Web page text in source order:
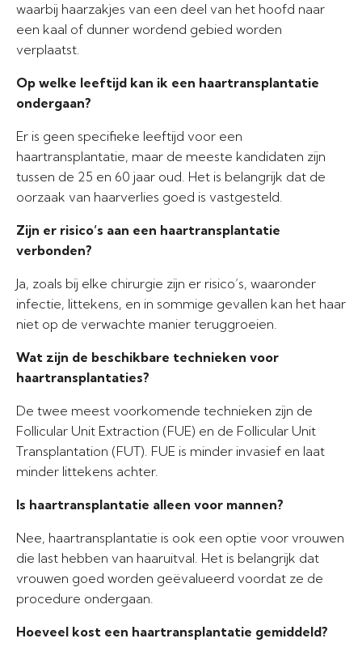
waarbij haarzakjes van een deel van het hoofd naar
een kaal of dunner wordend gebied worden
verplaatst.
Op welke leeftijd kan ik een haartransplantatie
ondergaan?
Er is geen specifieke leeftijd voor een
haartransplantatie, maar de meeste kandidaten zijn
tussen de 25 en 60 jaar oud. Het is belangrijk dat de
oorzaak van haarverlies goed is vastgesteld.
Zijn er risico’s aan een haartransplantatie
verbonden?
Ja, zoals bij elke chirurgie zijn er risico’s, waaronder
infectie, littekens, en in sommige gevallen kan het haar
niet op de verwachte manier teruggroeien.
Wat zijn de beschikbare technieken voor
haartransplantaties?
De twee meest voorkomende technieken zijn de
Follicular Unit Extraction (FUE) en de Follicular Unit
Transplantation (FUT). FUE is minder invasief en laat
minder littekens achter.
Is haartransplantatie alleen voor mannen?
Nee, haartransplantatie is ook een optie voor vrouwen
die last hebben van haaruitval. Het is belangrijk dat
vrouwen goed worden geëvalueerd voordat ze de
procedure ondergaan.
Hoeveel kost een haartransplantatie gemiddeld?